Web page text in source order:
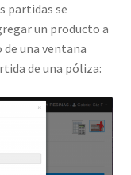
partidas se
un producto a
una ventana
de una póliza: